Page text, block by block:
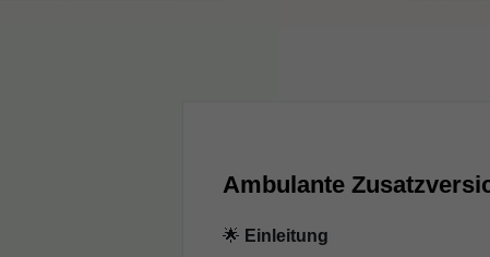
Ambulante
🌟 Einleitung